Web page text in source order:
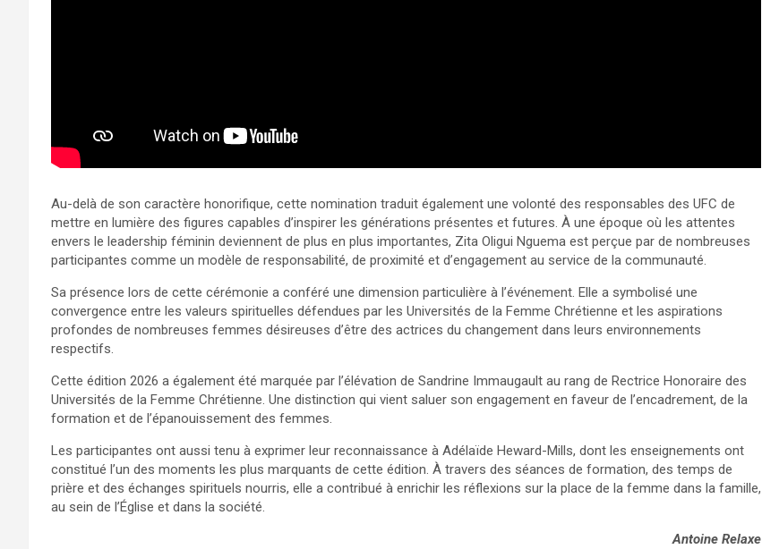
Au-delà de son caractère honorifique, cette nomination traduit également une volonté des responsables des UFC de
mettre en lumière des figures capables d’inspirer les générations présentes et futures. À une époque où les attentes
envers le leadership féminin deviennent de plus en plus importantes, Zita Oligui Nguema est perçue par de nombreuses
participantes comme un modèle de responsabilité, de proximité et d’engagement au service de la communauté.
Sa présence lors de cette cérémonie a conféré une dimension particulière à l’événement. Elle a symbolisé une
convergence entre les valeurs spirituelles défendues par les Universités de la Femme Chrétienne et les aspirations
profondes de nombreuses femmes désireuses d’être des actrices du changement dans leurs environnements
respectifs.
Cette édition 2026 a également été marquée par l’élévation de Sandrine Immaugault au rang de Rectrice Honoraire des
Universités de la Femme Chrétienne. Une distinction qui vient saluer son engagement en faveur de l’encadrement, de la
formation et de l’épanouissement des femmes.
Les participantes ont aussi tenu à exprimer leur reconnaissance à Adélaïde Heward-Mills, dont les enseignements ont
constitué l’un des moments les plus marquants de cette édition. À travers des séances de formation, des temps de
prière et des échanges spirituels nourris, elle a contribué à enrichir les réflexions sur la place de la femme dans la famille,
au sein de l’Église et dans la société.
Antoine Relaxe